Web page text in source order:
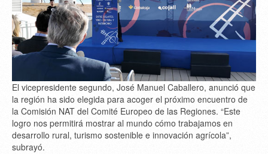
El vicepresidente segundo, José Manuel Caballero, anunció que
la región ha sido elegida para acoger el próximo encuentro de
la Comisión NAT del Comité Europeo de las Regiones. “Este
logro nos permitirá mostrar al mundo cómo trabajamos en
desarrollo rural, turismo sostenible e innovación agrícola”,
subrayó.